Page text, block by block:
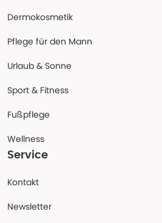
Dermokosmetik
Pflege für den Mann
Urlaub & Sonne
Sport & Fitness
Fußpflege
Wellness
Service
Kontakt
Newsletter